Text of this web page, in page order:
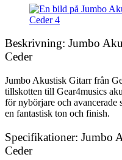
Beskrivning: Jumbo
Ceder
Jumbo Akustisk Gitarr från
tillskotten till Gear4musics
för nybörjare och avancerade
en fantastisk ton och finish.
Specifikationer: Jumbo
Ceder